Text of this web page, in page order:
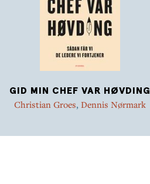
GID MIN CHEF VAR HØVDING
Christian Groes, Dennis Nørmark